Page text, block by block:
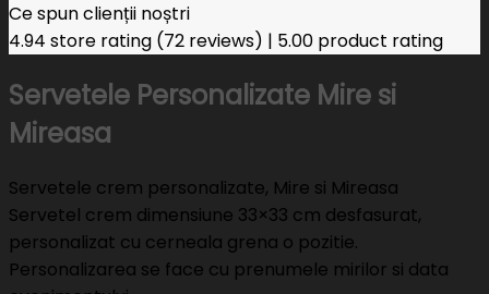
Ce spun clienții noștri
4.94 store rating (72 reviews) | 5.00 product rating
Servetele Personalizate Mire si
Mireasa
Servetele crem personalizate, Mire si Mireasa
Servetel crem dimensiune 33×33 cm desfasurat,
personalizat cu cerneala grena o pozitie.
Personalizarea se face cu prenumele mirilor si data